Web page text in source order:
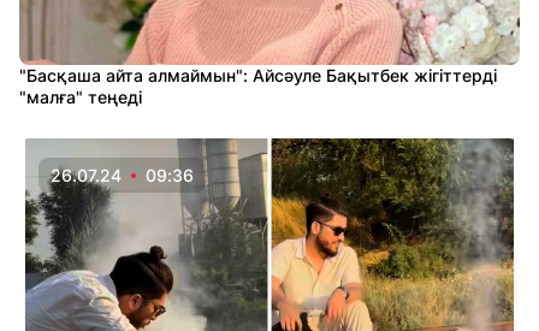
"Басқаша айта алмаймын": Айсәуле Бақытбек жігіттерді
"малға" теңеді
26.07.24 09:36